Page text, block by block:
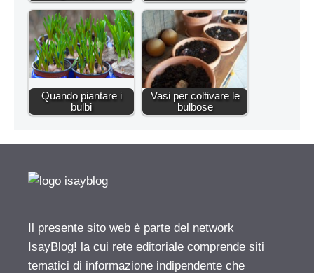
Quando piantare i
bulbi
Vasi per coltivare le
bulbose
Il presente sito web è parte del network
IsayBlog! la cui rete editoriale comprende siti
tematici di informazione indipendente che